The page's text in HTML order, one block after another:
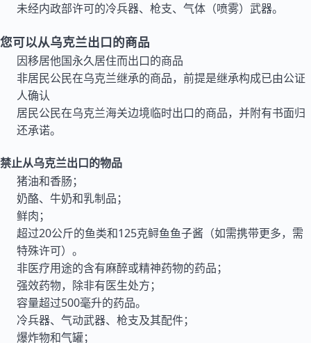
未经内政部许可的冷兵器、枪支、气体（喷雾）武器。
您可以从乌克兰出口的商品
因移居他国永久居住而出口的商品
非居民公民在乌克兰继承的商品，前提是继承构成已由公证
人确认
居民公民在乌克兰海关边境临时出口的商品，并附有书面归
还承诺。
禁止从乌克兰出口的物品
猪油和香肠；
奶酪、牛奶和乳制品；
鲜肉；
超过20公斤的鱼类和125克鲟鱼鱼子酱（如需携带更多，需
特殊许可）。
非医疗用途的含有麻醉或精神药物的药品；
强效药物，除非有医生处方；
容量超过500毫升的药品。
冷兵器、气动武器、枪支及其配件；
爆炸物和气罐；